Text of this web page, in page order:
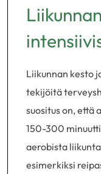
Liikunnan kesto
tekijöitä
suositus on, että
150-300
aerobista
esimerkiksi